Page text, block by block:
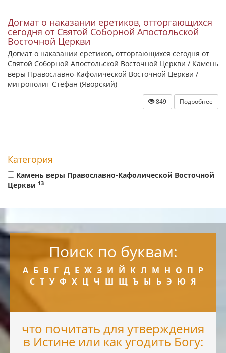
Догмат о наказании еретиков, отторгающихся
сегодня от Святой Соборной Апостольской
Восточной Церкви
Догмат о наказании еретиков, отторгающихся сегодня от
Святой Соборной Апостольской Восточной Церкви / Камень
веры Православно-Кафолической Восточной Церкви /
митрополит Стефан (Яворский)
849 Подробнее
Категория
Камень веры Православно-Кафолической Восточной
Церкви 13
Поиск по буквам:
А Б В Г Д Е Ж З И Й К Л М Н О П Р
С Т У Ф Х Ц Ч Ш Щ Ъ Ы Ь Э Ю Я
что почитать для утверждения
в Истине или как угодить Богу: